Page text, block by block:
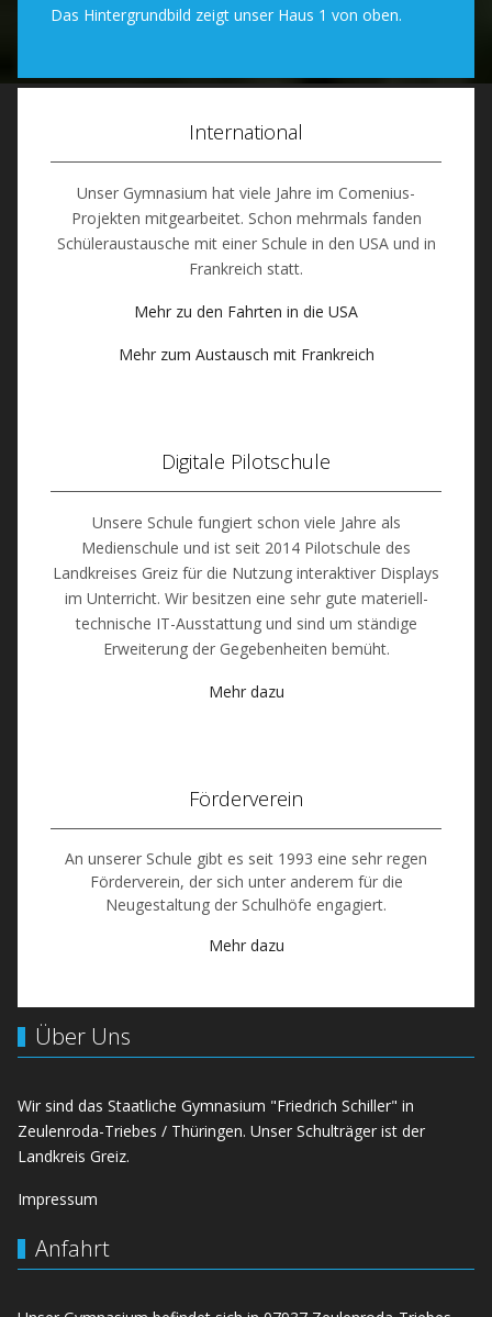
Das Hintergrundbild zeigt unser Haus 1 von oben.
International
Unser Gymnasium hat viele Jahre im Comenius-
Projekten mitgearbeitet. Schon mehrmals fanden
Schüleraustausche mit einer Schule in den USA und in
Frankreich statt.
Mehr zu den Fahrten in die USA
Mehr zum Austausch mit Frankreich
Digitale Pilotschule
Unsere Schule fungiert schon viele Jahre als
Medienschule und ist seit 2014 Pilotschule des
Landkreises Greiz für die Nutzung interaktiver Displays
im Unterricht. Wir besitzen eine sehr gute materiell-
technische IT-Ausstattung und sind um ständige
Erweiterung der Gegebenheiten bemüht.
Mehr dazu
Förderverein
An unserer Schule gibt es seit 1993 eine sehr regen
Förderverein, der sich unter anderem für die
Neugestaltung der Schulhöfe engagiert.
Mehr dazu
Über Uns
Wir sind das Staatliche Gymnasium "Friedrich Schiller" in
Zeulenroda-Triebes / Thüringen. Unser Schulträger ist der
Landkreis Greiz.
Impressum
Anfahrt